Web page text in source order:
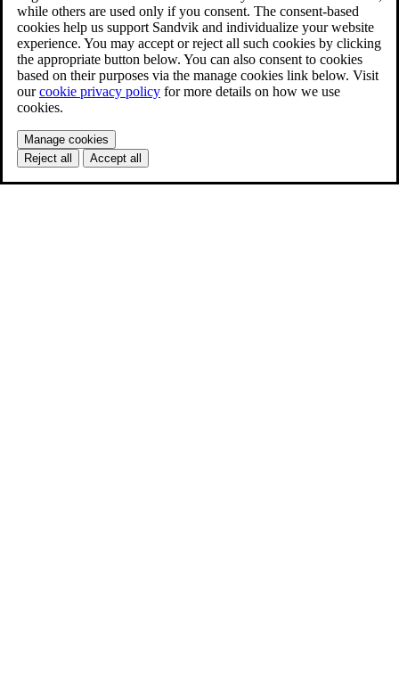
while others are used only if you consent. The consent-based
cookies help us support Sandvik and individualize your website
experience. You may accept or reject all such cookies by clicking
the appropriate button below. You can also consent to cookies
based on their purposes via the manage cookies link below. Visit
ourcookie privacy policy for more details on how we use
cookies.
Manage cookies
Reject all
Accept all